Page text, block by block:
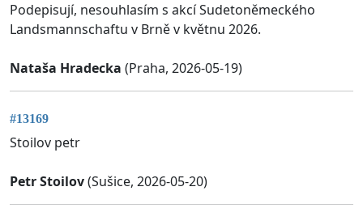
Podepisují, nesouhlasím s akcí Sudetoněmeckého
Landsmannschaftu v Brně v květnu 2026.
Nataša Hradecka (Praha, 2026-05-19)
#13169
Stoilov petr
Petr Stoilov(Sušice, 2026-05-20)